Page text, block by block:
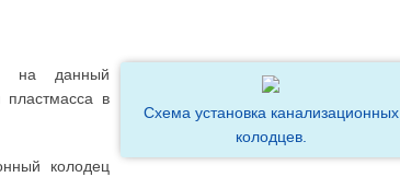
Схема установка канализационных
колодцев.
на данный
в
колодец